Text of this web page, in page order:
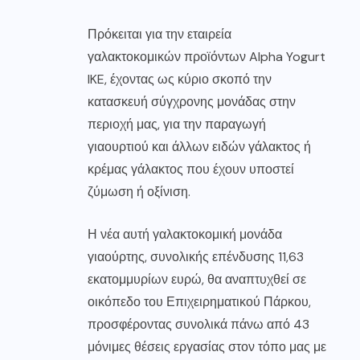
Πρόκειται για την εταιρεία
γαλακτοκομικών προϊόντων Alpha Yogurt
IKE, έχοντας ως κύριο σκοπό την
κατασκευή σύγχρονης μονάδας στην
περιοχή μας, για την παραγωγή
γιαουρτιού και άλλων ειδών γάλακτος ή
κρέμας γάλακτος που έχουν υποστεί
ζύμωση ή οξίνιση.
Η νέα αυτή γαλακτοκομική μονάδα
γιαούρτης, συνολικής επένδυσης 11,63
εκατομμυρίων ευρώ, θα αναπτυχθεί σε
οικόπεδο του Επιχειρηματικού Πάρκου,
προσφέροντας συνολικά πάνω από 43
μόνιμες θέσεις εργασίας στον τόπο μας με